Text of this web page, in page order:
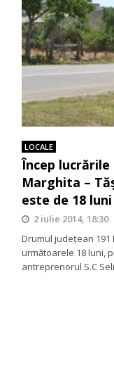
LOCALE
Încep lucrările
Marghita –
este de 18 luni
2 iulie 2014, 18:30
Drumul județean
următoarele 18 luni,
antreprenorul S.C